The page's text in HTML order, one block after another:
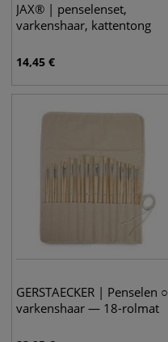
JAX® | penselenset,
varkenshaar, kattentong
14,45 €
GERSTAECKER | Penselen ○
varkenshaar — 18-rolmat